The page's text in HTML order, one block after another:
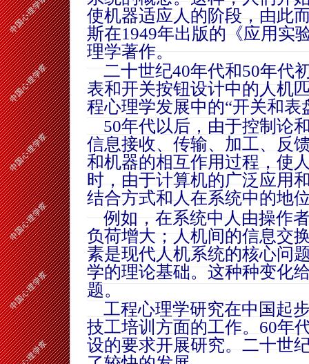
使机器适应人的阶段，由此
斯在1949年出版的《应用实
理学著作。
二十世纪40年代和50年代
表和开关按钮设计中的人机
程心理学发展中的“开关和表
50年代以后，由于控制论
信息接收、传输、加工、反
和机器的相互作用过程，使
时，由于计算机的广泛应用
结合方式和人在系统中的地
例如，在系统中人由操作
负荷增大；人机间的信息交
素是现代人机系统的核心问
学的理论基础。这种种变化
题。
工程心理学研究在中国起
技工培训方面的工作。60年
设的要求开展研究。二十世